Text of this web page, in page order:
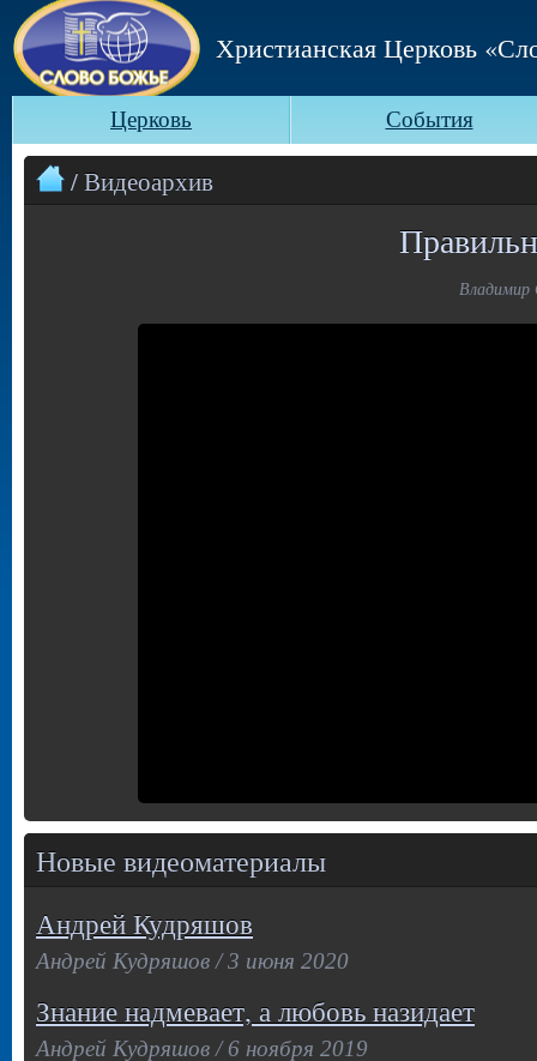
Христианская Церковь
Церковь События
/ Видеоархив
Владимир
Новые видеоматериалы
Андрей Кудряшов
Андрей Кудряшов / 3 июня 2020
Знание надмевает, а любовь назидает
Андрей Кудряшов / 6 ноября 2019